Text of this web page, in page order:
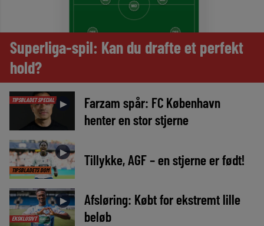
Superliga-spil: Kan du drafte et perfekt
hold?
TIPSBLADET SPECIAL ►
Farzam spår: FC København
henter en stor stjerne
TIPSBLADETS DOM
► Tillykke, AGF – en stjerne er født!
EKSKLUSIVT
►
Afsløring: Købt for ekstremt lille
beløb